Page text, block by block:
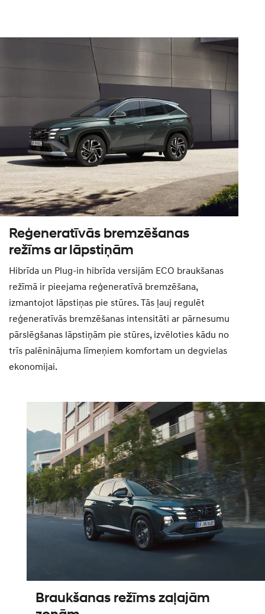
Reģeneratīvās bremzēšanas
režīms ar lāpstiņām
Hibrīda un Plug-in hibrīda versijām ECO braukšanas
režīmā ir pieejama reģeneratīvā bremzēšana,
izmantojot lāpstiņas pie stūres. Tās ļauj regulēt
reģeneratīvās bremzēšanas intensitāti ar pārnesumu
pārslēgšanas lāpstiņām pie stūres, izvēloties kādu no
trīs palēninājuma līmeņiem komfortam un degvielas
ekonomijai.
Braukšanas režīms zaļajām